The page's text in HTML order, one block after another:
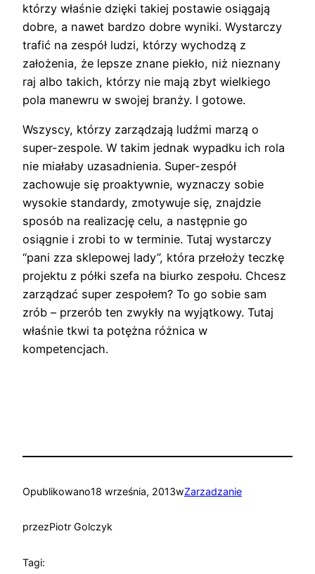
którzy właśnie dzięki takiej postawie osiągają
dobre, a nawet bardzo dobre wyniki. Wystarczy
trafić na zespół ludzi, którzy wychodzą z
założenia, że lepsze znane piekło, niż nieznany
raj albo takich, którzy nie mają zbyt wielkiego
pola manewru w swojej branży. I gotowe.
Wszyscy, którzy zarządzają ludźmi marzą o
super-zespole. W takim jednak wypadku ich rola
nie miałaby uzasadnienia. Super-zespół
zachowuje się proaktywnie, wyznaczy sobie
wysokie standardy, zmotywuje się, znajdzie
sposób na realizację celu, a następnie go
osiągnie i zrobi to w terminie. Tutaj wystarczy
“pani zza sklepowej lady”, która przełoży teczkę
projektu z półki szefa na biurko zespołu. Chcesz
zarządzać super zespołem? To go sobie sam
zrób – przerób ten zwykły na wyjątkowy. Tutaj
właśnie tkwi ta potężna różnica w
kompetencjach.
Opublikowano18 września, 2013wZarzadzanie
przezPiotr Golczyk
Tagi: